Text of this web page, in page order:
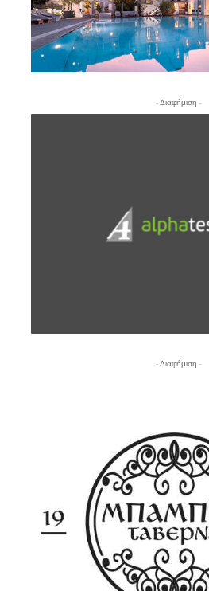
- Διαφήμιση -
- Διαφήμιση -